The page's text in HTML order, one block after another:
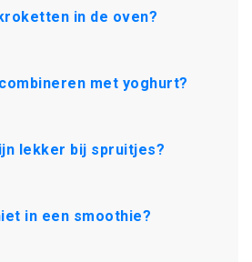
in de oven?
met yoghurt?
lekker bij spruitjes?
in een smoothie?